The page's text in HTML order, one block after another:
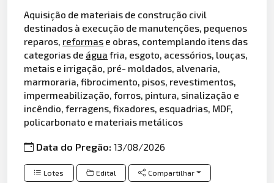
Aquisição de materiais de construção civil
destinados à execução de manutenções, pequenos
reparos, reformas e obras, contemplando itens das
categorias de água fria, esgoto, acessórios, louças,
metais e irrigação, pré- moldados, alvenaria,
marmoraria, fibrocimento, pisos, revestimentos,
impermeabilização, forros, pintura, sinalização e
incêndio, ferragens, fixadores, esquadrias, MDF,
policarbonato e materiais metálicos
Data do Pregão:13/08/2026
Lotes Edital Compartilhar